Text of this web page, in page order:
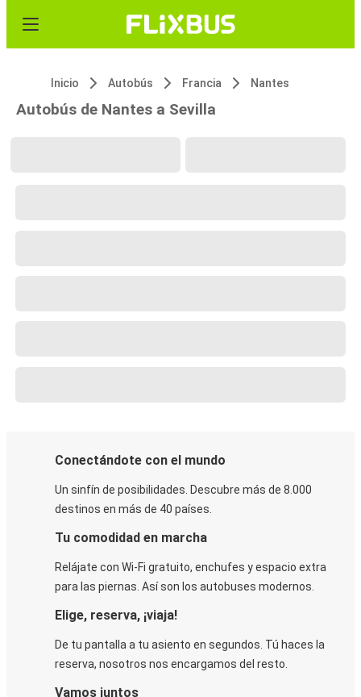
Inicio Autobús Francia Nantes
Autobús de Nantes a Sevilla
Conectándote con el mundo
Un sinfín de posibilidades. Descubre más de 8.000
destinos en más de 40 países.
Tu comodidad en marcha
Relájate con Wi-Fi gratuito, enchufes y espacio extra
para las piernas. Así son los autobuses modernos.
Elige, reserva, ¡viaja!
De tu pantalla a tu asiento en segundos. Tú haces la
reserva, nosotros nos encargamos del resto.
Vamos juntos